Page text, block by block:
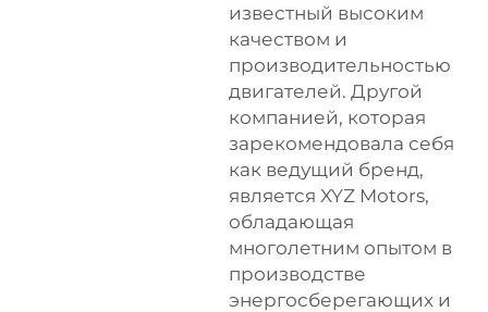
известный высоким
качеством и
производительностью
двигателей. Другой
компанией, которая
зарекомендовала себя
как ведущий бренд,
является XYZ Motors,
обладающая
многолетним опытом в
производстве
энергосберегающих и